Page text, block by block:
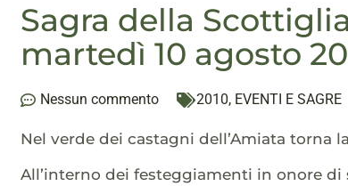
Sagra della
martedì 10 agosto
Nessun commento 2010, EVENTI E SAGRE
Nel verde dei castagni dell’Amiata torna
All’interno dei festeggiamenti in onore di